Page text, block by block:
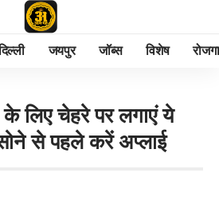
जयपुर जॉब्स विशेष
के लिए चेहरे पर लगाएं ये
से पहले करें अप्लाई